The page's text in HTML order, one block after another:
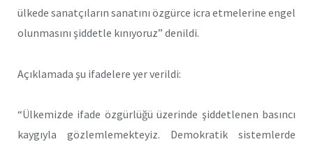
ülkede sanatçıların sanatını özgürce icra etmelerine engel
olunmasını şiddetle kınıyoruz” denildi.
Açıklamada şu ifadelere yer verildi:
“Ülkemizde ifade özgürlüğü üzerinde şiddetlenen basıncı
kaygıyla gözlemlemekteyiz. Demokratik sistemlerde